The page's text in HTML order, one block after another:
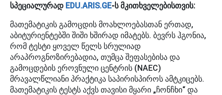
სპეციალურად EDU.ARIS.GE-ს მკითხველებისთვის:
მათემატიკის გამოცდის მოახლოებასთან ერთად,
აბიტურიენტებში შიში ხშირად იმატებს. ბევრს ჰგონია,
რომ ტესტი ყოველ წელს სრულიად
არაპროგნოზირებადია, თუმცა შეფასებისა და
გამოცდების ეროვნული ცენტრის (NAEC)
მრავალწლიანი პრაქტიკა საპირისპიროს ამტკიცებს.
მათემატიკის ტესტს აქვს თავისი მყარი „ჩონჩხი“ და